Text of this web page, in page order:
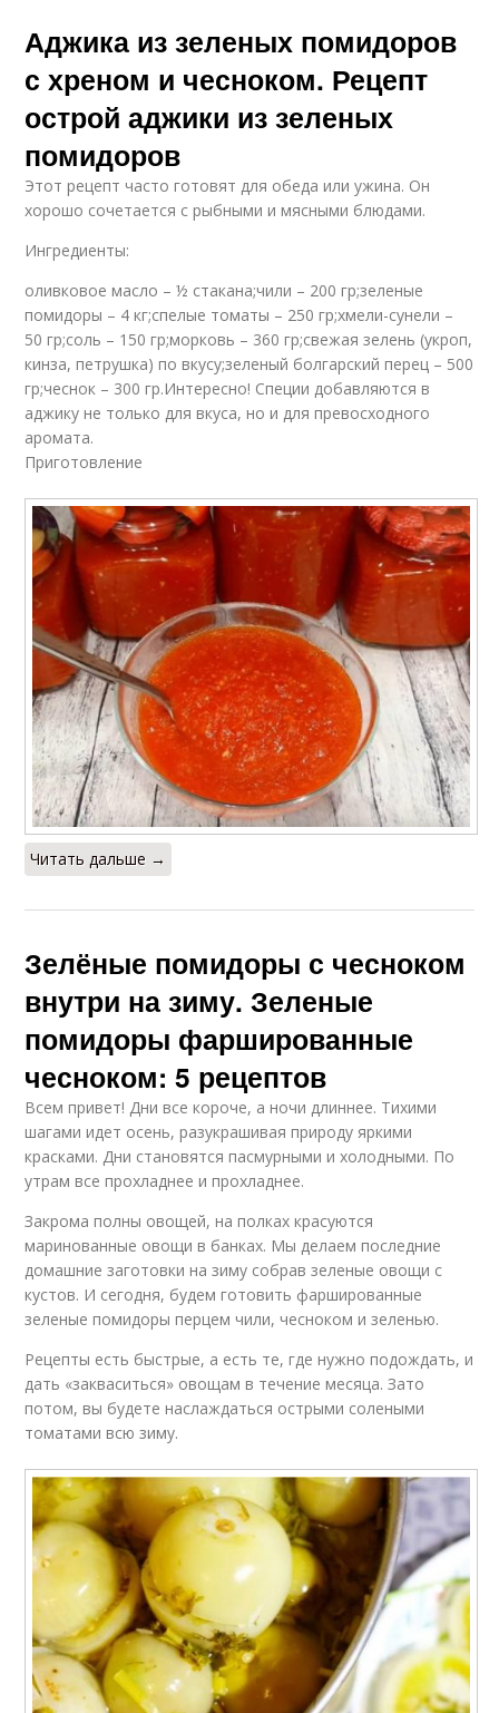
Аджика из зеленых помидоров
с хреном и чесноком. Рецепт
острой аджики из зеленых
помидоров
Этот рецепт часто готовят для обеда или ужина. Он
хорошо сочетается с рыбными и мясными блюдами.
Ингредиенты:
оливковое масло – ½ стакана;чили – 200 гр;зеленые
помидоры – 4 кг;спелые томаты – 250 гр;хмели-сунели –
50 гр;соль – 150 гр;морковь – 360 гр;свежая зелень (укроп,
кинза, петрушка) по вкусу;зеленый болгарский перец – 500
гр;чеснок – 300 гр.Интересно! Специи добавляются в
аджику не только для вкуса, но и для превосходного
аромата.
Приготовление
Читать дальше →
Зелёные помидоры с чесноком
внутри на зиму. Зеленые
помидоры фаршированные
чесноком: 5 рецептов
Всем привет! Дни все короче, а ночи длиннее. Тихими
шагами идет осень, разукрашивая природу яркими
красками. Дни становятся пасмурными и холодными. По
утрам все прохладнее и прохладнее.
Закрома полны овощей, на полках красуются
маринованные овощи в банках. Мы делаем последние
домашние заготовки на зиму собрав зеленые овощи с
кустов. И сегодня, будем готовить фаршированные
зеленые помидоры перцем чили, чесноком и зеленью.
Рецепты есть быстрые, а есть те, где нужно подождать, и
дать «закваситься» овощам в течение месяца. Зато
потом, вы будете наслаждаться острыми солеными
томатами всю зиму.